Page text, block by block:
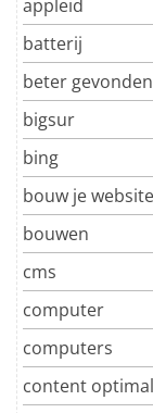
appleid
batterij
beter
bigsur
bing
bouw je website
bouwen
cms
computer
computers
content